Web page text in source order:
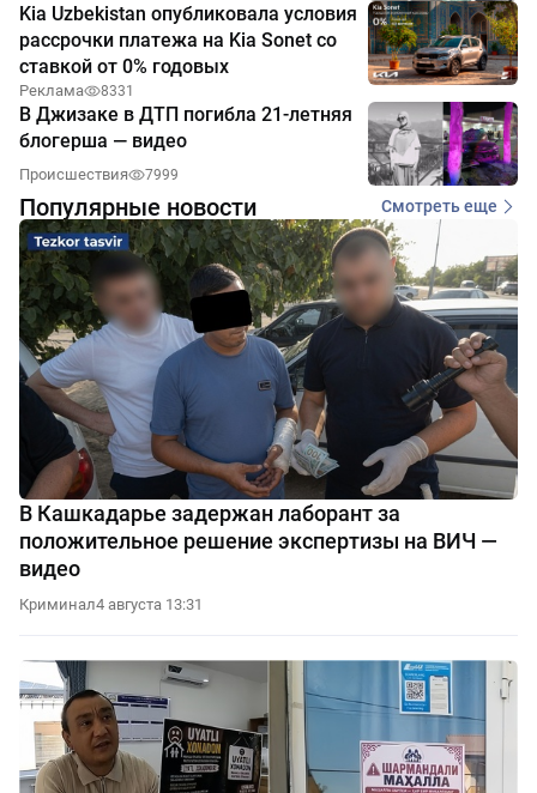
Kia Uzbekistan опубликовала условия
рассрочки платежа на Kia Sonet со
ставкой от 0% годовых
Реклама 8331
В Джизаке в ДТП погибла 21-летняя
блогерша — видео
Происшествия 7999
Популярные новости Смотреть еще
В Кашкадарье задержан лаборант за
положительное решение экспертизы на ВИЧ —
видео
Криминал4 августа 13:31